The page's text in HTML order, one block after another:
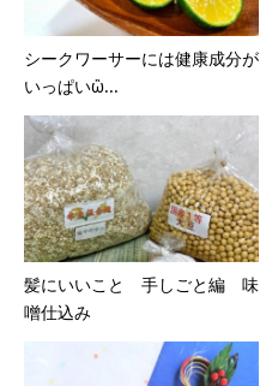
シークワーサーには健康成分が
いっぱいὣ...
髪にいいこと 手しごと編 味
噌仕込み